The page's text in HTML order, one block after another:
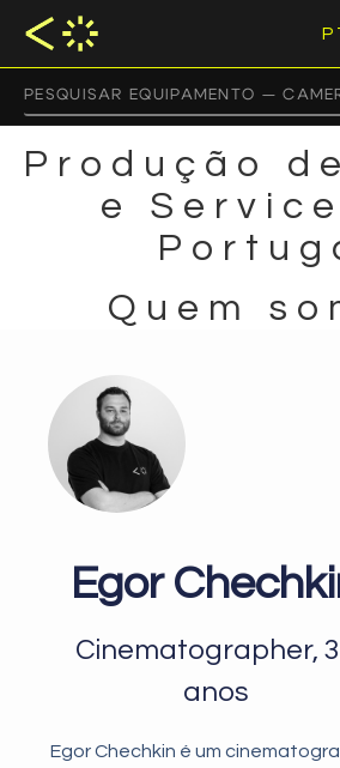
Produção
e
Quem
Egor
Cinematographer,
anos
Egor Chechkin é um